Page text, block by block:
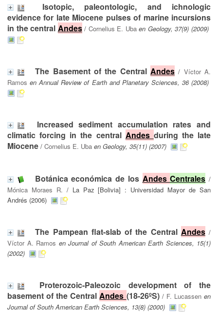
Isotopic, paleontologic, and ichnologic
evidence for late Miocene pulses of marine incursions
in the central Andes/ Cornelius E. Uba en Geology, 37(9) (2009)
The Basement of the CentralAndes / Víctor A.
Ramos en Annual Review of Earth and Planetary Sciences, 36 (2008)
Increased sediment accumulation rates and
climatic forcing in the central Andes during the late
Miocene / Cornelius E. Uba en Geology, 35(11) (2007)
Botánica económica de los AndesCentrales /
Mónica Moraes R. / La Paz [Bolivia] : Universidad Mayor de San
Andrés (2006)
The Pampean flat-slab of the Central Andes/
Víctor A. Ramos en Journal of South American Earth Sciences, 15(1)
(2002)
Proterozoic-Paleozoic development of the
basement of the CentralAndes (18-26ºS)/ F. Lucassen en
Journal of South American Earth Sciences, 13(8) (2000)